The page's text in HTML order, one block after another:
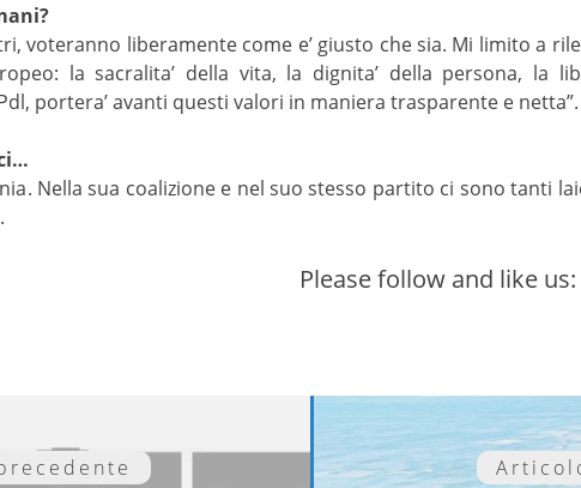
voteranno liberamente come e’ giusto che sia. Mi limito a
la sacralita’ della vita, la dignita’ della persona, la
portera’ avanti questi valori in maniera trasparente e netta”.
Nella sua coalizione e nel suo stesso partito ci sono tanti
Please follow and like us: